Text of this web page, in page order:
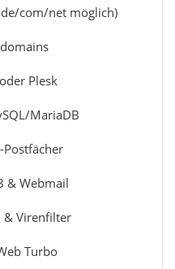
com/net möglich)
Plesk
MariaDB
Postfächer
& Webmail
& Virenfilter
Turbo